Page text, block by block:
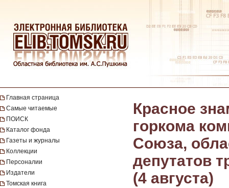
Главная страница
Самые читаемые
ПОИСК
Каталог фонда
Газеты и журналы
Коллекции
Персоналии
Издатели
Томская книга
Красное
горкома
Союза,
депутатов
(4 августа)